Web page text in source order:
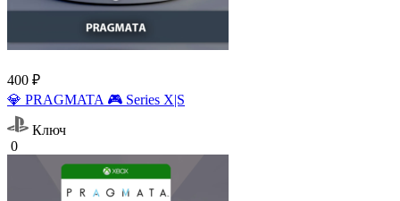
400 ₽
💎 PRAGMATA 🎮 Series X|S
Ключ
0